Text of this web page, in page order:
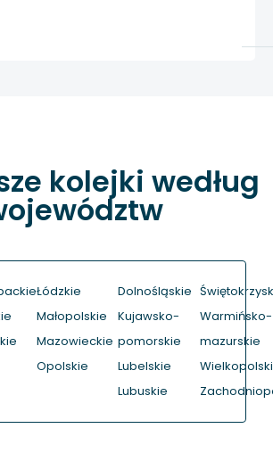
kolejki według
Łódzkie
Małopolskie
Mazowieckie
Opolskie
Dolnośląskie
Kujawsko-
pomorskie
Lubelskie
Lubuskie
Warmińsko-
mazurskie